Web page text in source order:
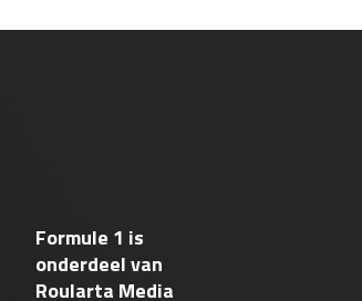
Formule 1 is
onderdeel van
Roularta Media